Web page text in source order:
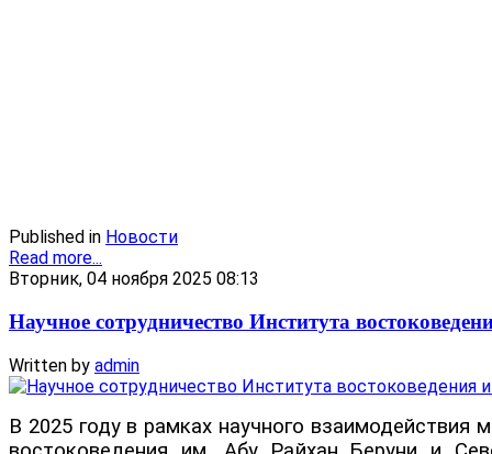
Published in Новости
Read more...
Вторник, 04 ноября 2025 08:13
Научное сотрудничество Института
Written by admin
В 2025 году в рамках научного